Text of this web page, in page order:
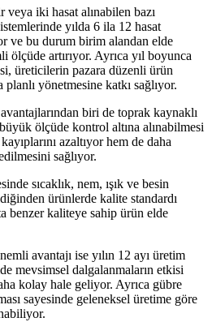
iki hasat alınabilen bazı
yılda 6 ila 12 hasat
ve bu durum birim alandan elde
ölçüde artırıyor. Ayrıca yıl boyunca
üreticilerin pazara düzenli ürün
yönetmesine katkı sağlıyor.
biri de toprak kaynaklı
ölçüde kontrol altına alınabilmesi
azaltıyor hem de daha
sağlıyor.
sıcaklık, nem, ışık ve besin
ürünlerde kalite standardı
benzer kaliteye sahip ürün elde
avantajı ise yılın 12 ayı üretim
mevsimsel dalgalanmaların etkisi
kolay hale geliyor. Ayrıca gübre
sayesinde geleneksel üretime göre